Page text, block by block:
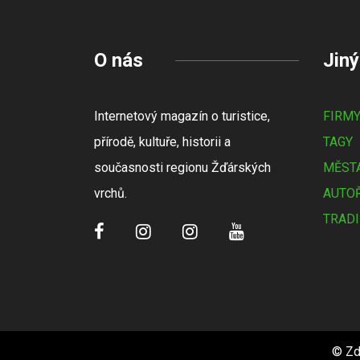
O nás
Internetový magazín o turistice,
přírodě, kultuře, historii a
současnosti regionu Žďárských
vrchů.
FIRMY
TAGY
©